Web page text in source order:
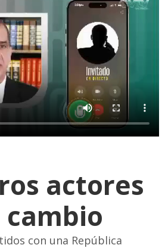
actores
cambio
con una República